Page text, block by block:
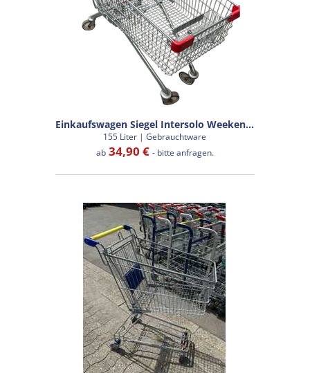
Einkaufswagen Siegel Intersolo Weekend160E
155 Liter | Gebrauchtware
ab34,90 € - bitte anfragen.